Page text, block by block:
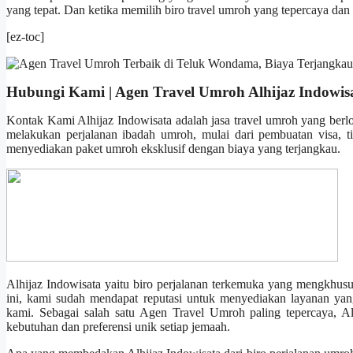
yang tepat. Dan ketika memilih biro travel umroh yang tepercaya
[ez-toc]
Hubungi Kami | Agen Travel Umroh Alhijaz
Kontak Kami Alhijaz Indowisata adalah jasa travel umroh yang
melakukan perjalanan ibadah umroh, mulai dari pembuatan
menyediakan paket umroh eksklusif dengan biaya yang terjangkau.
Alhijaz Indowisata yaitu biro perjalanan terkemuka yang
ini, kami sudah mendapat reputasi untuk menyediakan layanan
kami. Sebagai salah satu Agen Travel Umroh paling tepercaya,
kebutuhan dan preferensi unik setiap jemaah.